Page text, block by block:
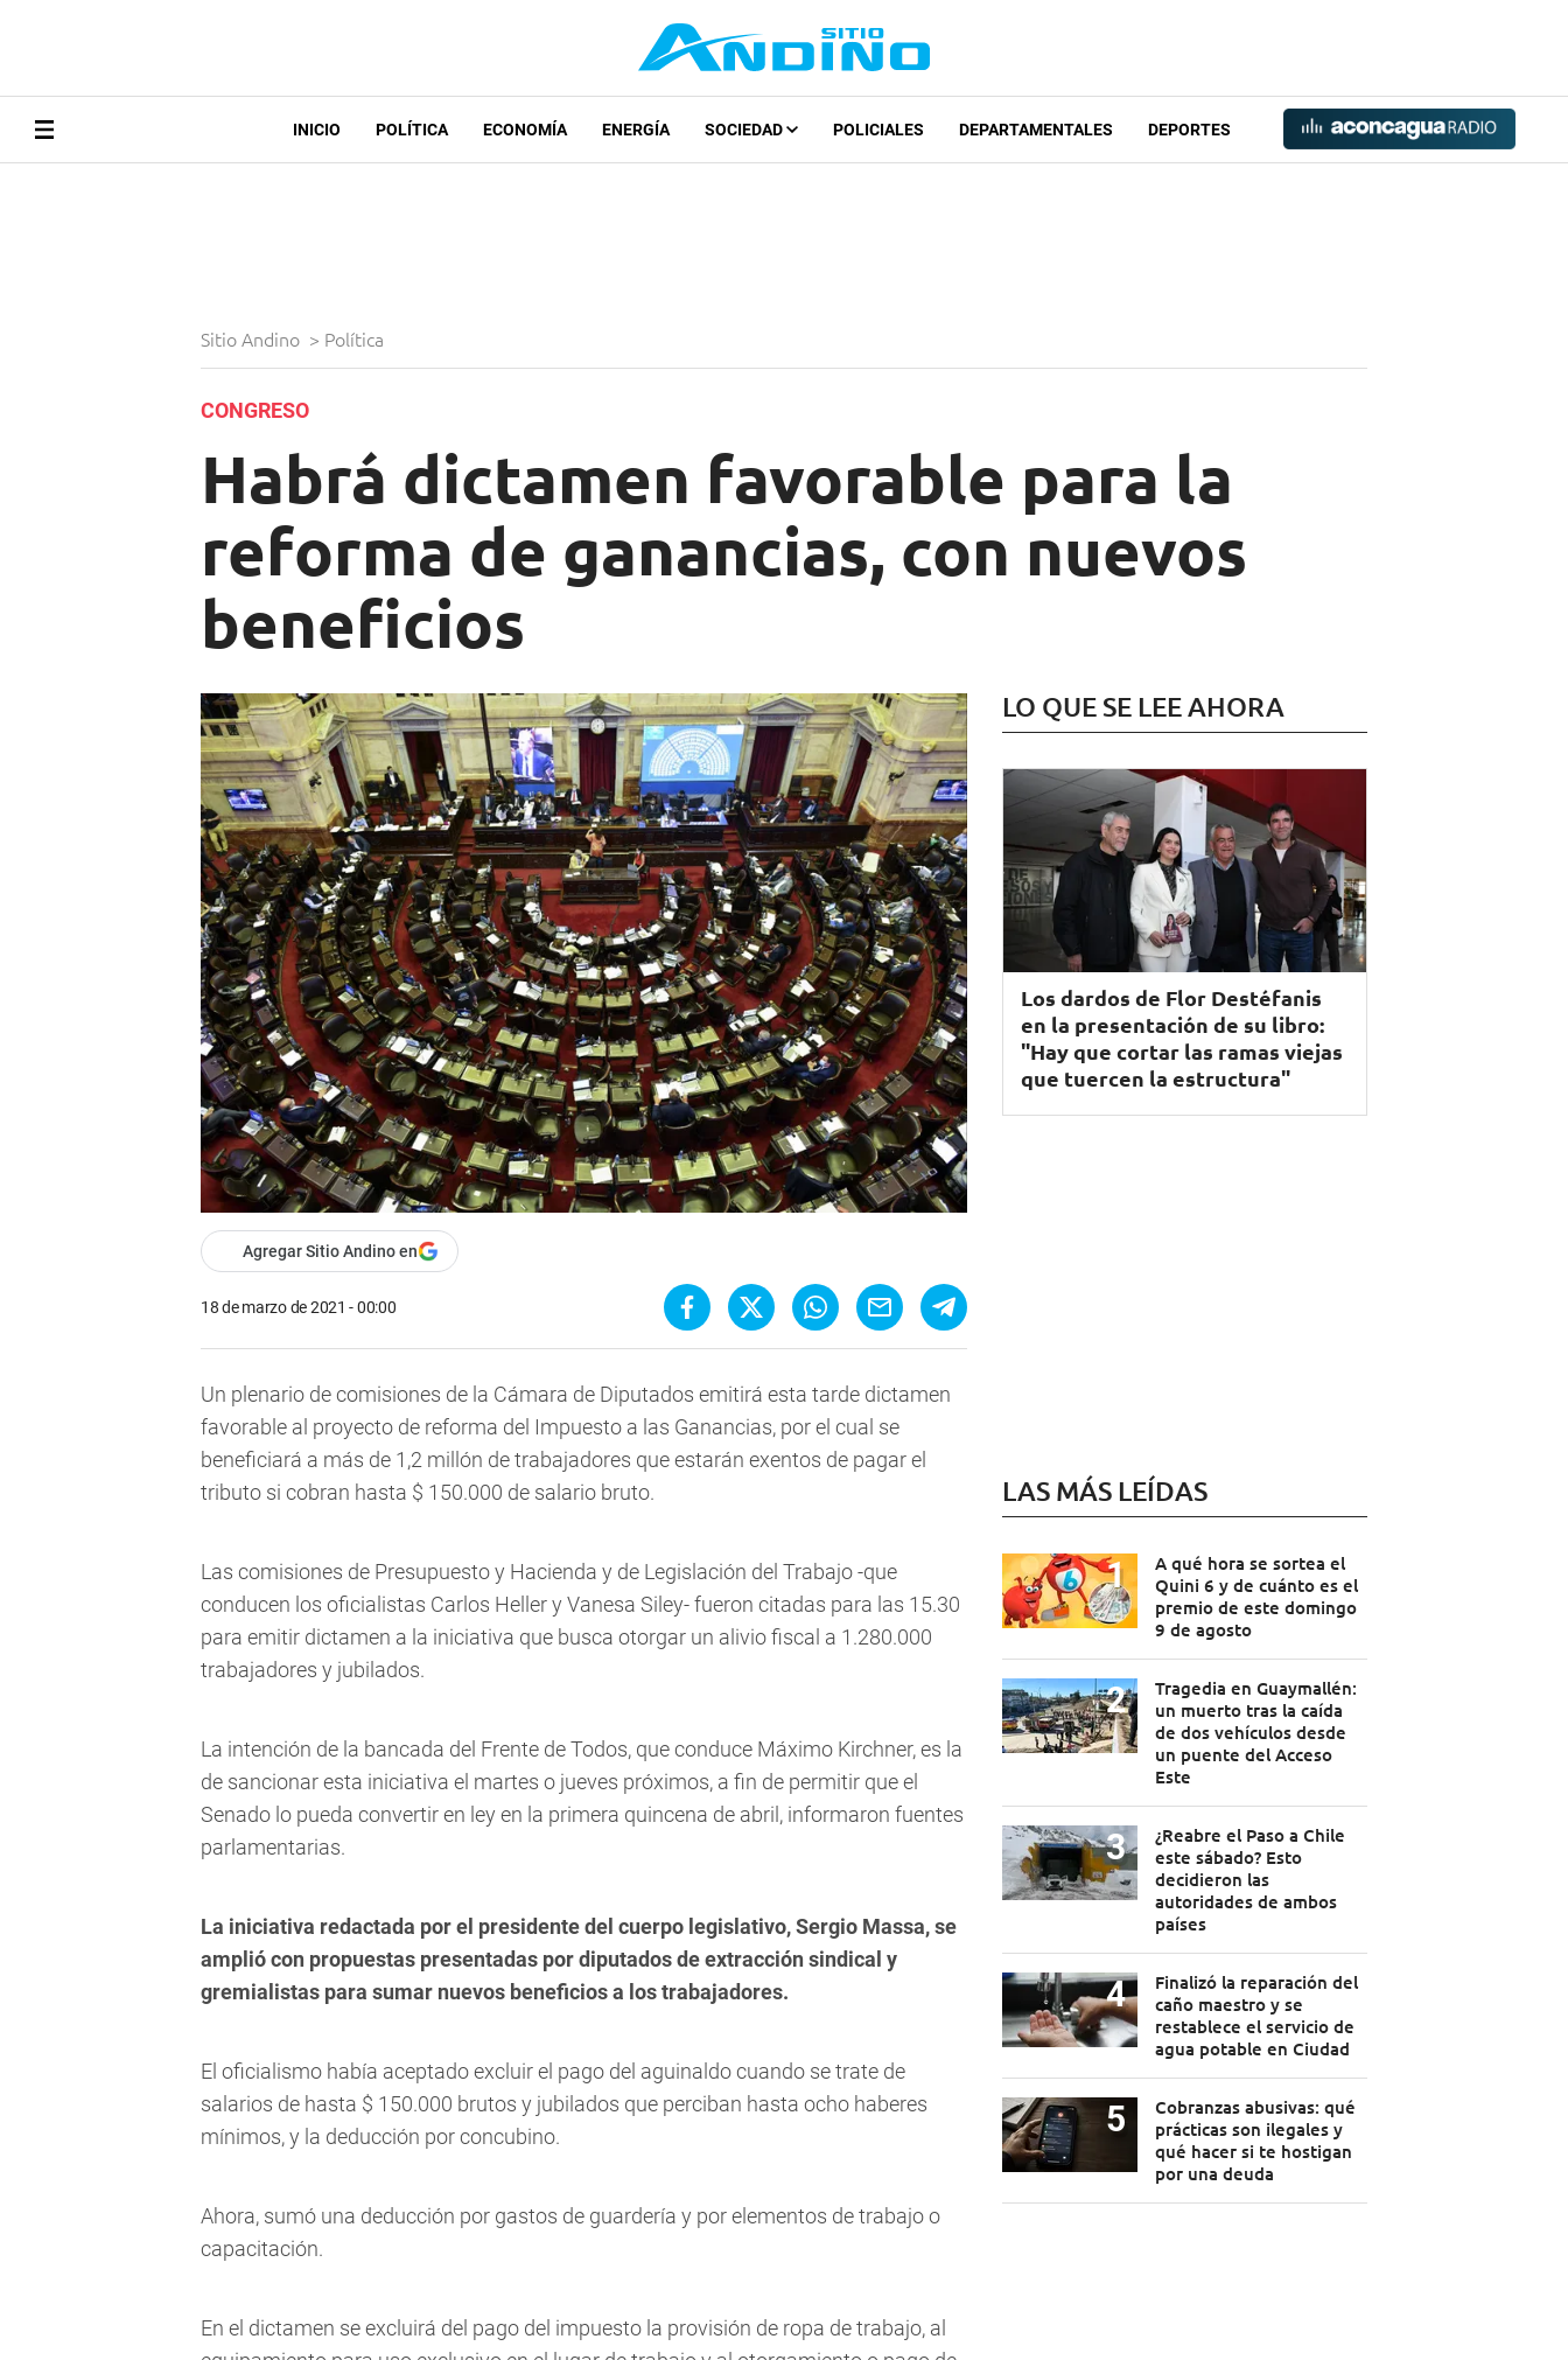
INICIO POLÍTICA ECONOMÍA ENERGÍA SOCIEDAD POLICIALES DEPARTAMENTALES DEPORTES
Sitio Andino > Política
CONGRESO
Habrá dictamen favorable para la
reforma de ganancias, con nuevos
beneficios
Agregar Sitio Andino en
18 de marzo de 2021 - 00:00
Un plenario de comisiones de la Cámara de Diputados emitirá esta tarde dictamen
favorable al proyecto de reforma del Impuesto a las Ganancias, por el cual se
beneficiará a más de 1,2 millón de trabajadores que estarán exentos de pagar el
tributo si cobran hasta $ 150.000 de salario bruto.
Las comisiones de Presupuesto y Hacienda y de Legislación del Trabajo -que
conducen los oficialistas Carlos Heller y Vanesa Siley- fueron citadas para las 15.30
para emitir dictamen a la iniciativa que busca otorgar un alivio fiscal a 1.280.000
trabajadores y jubilados.
La intención de la bancada del Frente de Todos, que conduce Máximo Kirchner, es la
de sancionar esta iniciativa el martes o jueves próximos, a fin de permitir que el
Senado lo pueda convertir en ley en la primera quincena de abril, informaron fuentes
parlamentarias.
La iniciativa redactada por el presidente del cuerpo legislativo, Sergio Massa, se
amplió con propuestas presentadas por diputados de extracción sindical y
gremialistas para sumar nuevos beneficios a los trabajadores.
El oficialismo había aceptado excluir el pago del aguinaldo cuando se trate de
salarios de hasta $ 150.000 brutos y jubilados que perciban hasta ocho haberes
mínimos, y la deducción por concubino.
Ahora, sumó una deducción por gastos de guardería y por elementos de trabajo o
capacitación.
En el dictamen se excluirá del pago del impuesto la provisión de ropa de trabajo, al
LO QUE SE LEE AHORA
Los dardos de Flor Destéfanis
en la presentación de su libro:
"Hay que cortar las ramas viejas
que tuercen la estructura"
LAS MÁS LEÍDAS
A qué hora se sortea el
Quini 6 y de cuánto es el
premio de este domingo
9 de agosto
Tragedia en Guaymallén:
un muerto tras la caída
de dos vehículos desde
un puente del Acceso
Este
¿Reabre el Paso a Chile
este sábado? Esto
decidieron las
autoridades de ambos
países
Finalizó la reparación del
caño maestro y se
restablece el servicio de
agua potable en Ciudad
Cobranzas abusivas: qué
prácticas son ilegales y
qué hacer si te hostigan
por una deuda